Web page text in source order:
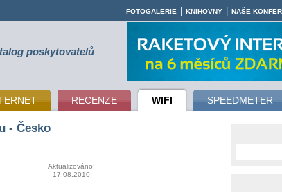
poskytovatelů
RECENZE WIFI SPEEDMETER
FOTOGALERIE KNIHOVNY NAŠE
- Česko
Aktualizováno:
17.08.2010